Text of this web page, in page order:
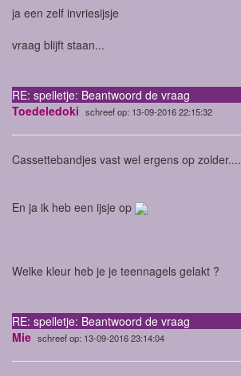
ja een zelf invriesijsje
vraag blijft staan...
RE: spelletje: Beantwoord de vraag
Toedeledoki schreef op: 13-09-2016 22:15:32
Cassettebandjes vast wel ergens op zolder....
En ja ik heb een ijsje op
Welke kleur heb je je teennagels gelakt ?
RE: spelletje: Beantwoord de vraag
Mie schreef op: 13-09-2016 23:14:04